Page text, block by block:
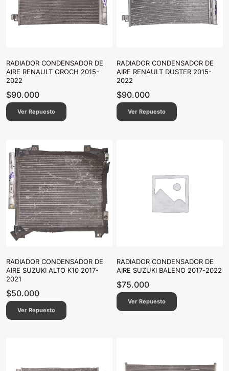
RADIADOR CONDENSADOR DE
AIRE RENAULT OROCH 2015-
2022
$90.000
Ver Repuesto
RADIADOR CONDENSADOR DE
AIRE RENAULT DUSTER 2015-
2022
$90.000
Ver Repuesto
RADIADOR CONDENSADOR DE
AIRE SUZUKI ALTO K10 2017-
2021
$50.000
Ver Repuesto
RADIADOR CONDENSADOR DE
AIRE SUZUKI BALENO 2017-2022
$75.000
Ver Repuesto